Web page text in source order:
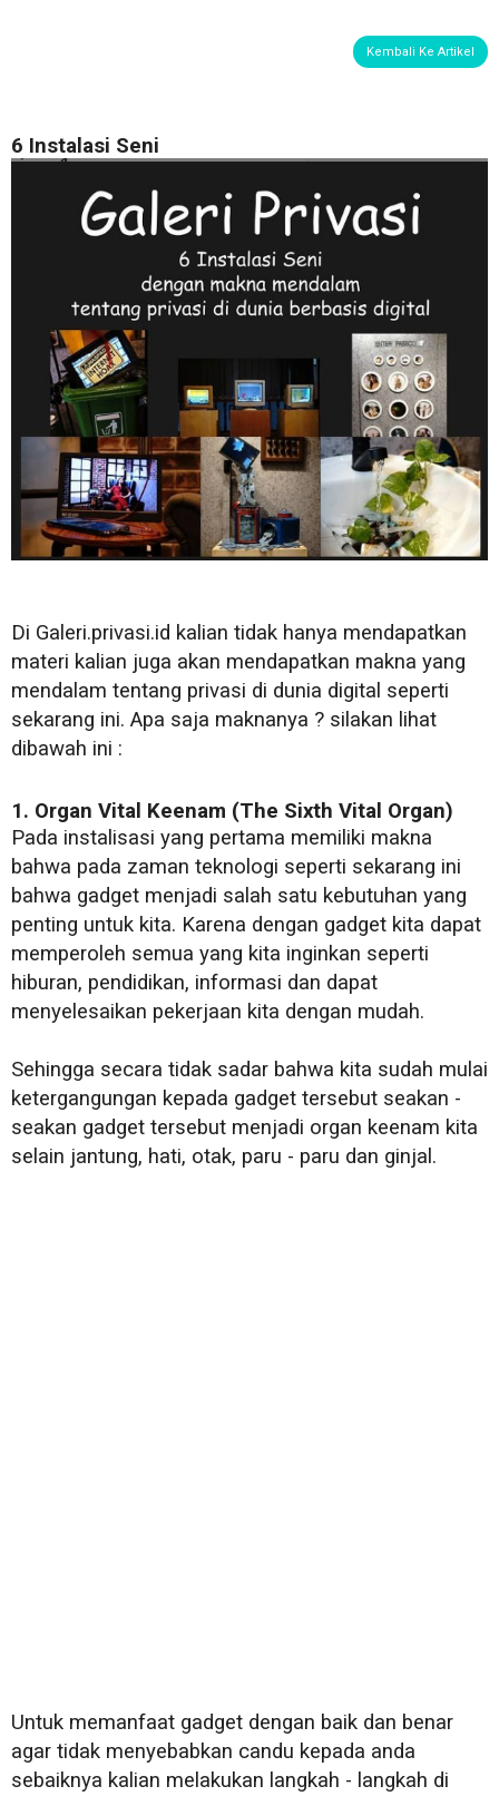
Kembali Ke Artikel
6 Instalasi Seni
Di Galeri.privasi.id kalian tidak hanya mendapatkan
materi kalian juga akan mendapatkan makna yang
mendalam tentang privasi di dunia digital seperti
sekarang ini. Apa saja maknanya ? silakan lihat
dibawah ini :
1. Organ Vital Keenam (The Sixth Vital Organ)
Pada instalisasi yang pertama memiliki makna
bahwa pada zaman teknologi seperti sekarang ini
bahwa gadget menjadi salah satu kebutuhan yang
penting untuk kita. Karena dengan gadget kita dapat
memperoleh semua yang kita inginkan seperti
hiburan, pendidikan, informasi dan dapat
menyelesaikan pekerjaan kita dengan mudah.
Sehingga secara tidak sadar bahwa kita sudah mulai
ketergangungan kepada gadget tersebut seakan -
seakan gadget tersebut menjadi organ keenam kita
selain jantung, hati, otak, paru - paru dan ginjal.
Untuk memanfaat gadget dengan baik dan benar
agar tidak menyebabkan candu kepada anda
sebaiknya kalian melakukan langkah - langkah di